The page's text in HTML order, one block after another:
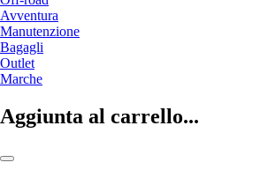
Avventura
Manutenzione
Bagagli
Outlet
Marche
Aggiunta al carrello...